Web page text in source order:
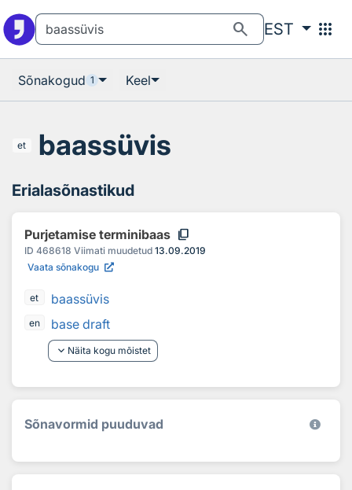
search EST apps
Sõnakogud 1 Keel
et baassüvis
Erialasõnastikud
Purjetamise terminibaas content_copy
ID 468618 Viimati muudetud 13.09.2019
Vaata sõnakogu
et baassüvis
en
base draft
keyboard_arrow_down Näita kogu mõistet
Sõnavormid puuduvad